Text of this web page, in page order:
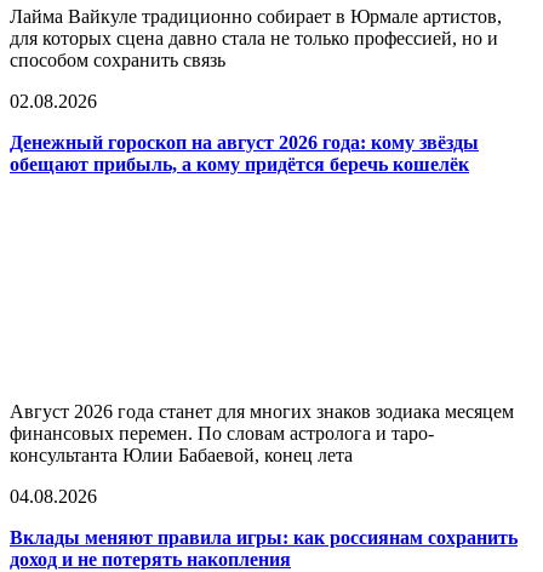
Лайма Вайкуле традиционно собирает в Юрмале артистов,
для которых сцена давно стала не только профессией, но и
способом сохранить связь
02.08.2026
Денежный гороскоп на август 2026 года: кому звёзды
обещают прибыль, а кому придётся беречь кошелёк
Август 2026 года станет для многих знаков зодиака месяцем
финансовых перемен. По словам астролога и таро-
консультанта Юлии Бабаевой, конец лета
04.08.2026
Вклады меняют правила игры: как россиянам сохранить
доход и не потерять накопления